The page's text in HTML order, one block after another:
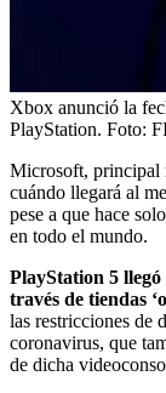
Xbox anunció la
PlayStation. Foto:
Microsoft, principal
cuándo llegará al
pese a que hace
en todo el mundo.
PlayStation 5
través de tiendas
las restricciones de
coronavirus, que
de dicha